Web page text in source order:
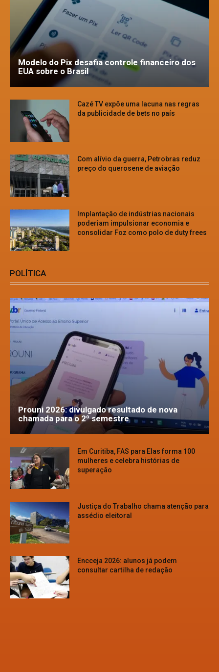
Modelo do Pix desafia controle financeiro dos
EUA sobre o Brasil
Cazé TV expõe uma lacuna nas regras
da publicidade de bets no país
Com alívio da guerra, Petrobras reduz
preço do querosene de aviação
Implantação de indústrias nacionais
poderiam impulsionar economia e
consolidar Foz como polo de duty frees
POLÍTICA
Prouni 2026: divulgado resultado de nova
chamada para o 2º semestre
Em Curitiba, FAS para Elas forma 100
mulheres e celebra histórias de
superação
Justiça do Trabalho chama atenção para
assédio eleitoral
Encceja 2026: alunos já podem
consultar cartilha de redação